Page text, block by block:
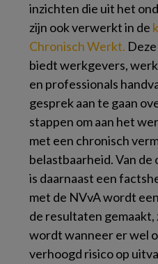
inzichten die uit het
zijn ook verwerkt in de
Chronisch Werkt.
biedt werkgevers,
en professionals
gesprek aan te gaan
stappen om aan het
met een chronisch
belastbaarheid. Van
is daarnaast een
met de NVvA wordt
de resultaten
wordt wanneer er wel
verhoogd risico op